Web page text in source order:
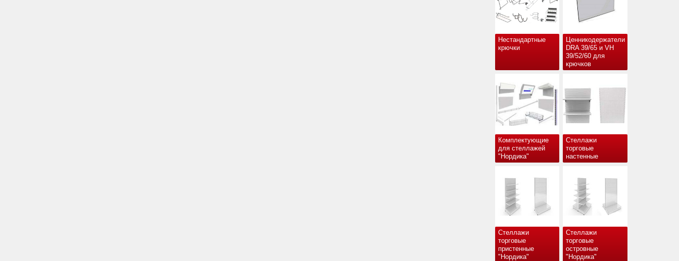
Нестандартные
крючки
Ценникодержатели
DRA 39/65 и VH
39/52/60 для
крючков
Комплектующие
для стеллажей
"Нордика"
Стеллажи
торговые
настенные
Стеллажи
торговые
пристенные
"Нордика"
Стеллажи
торговые
островные
"Нордика"